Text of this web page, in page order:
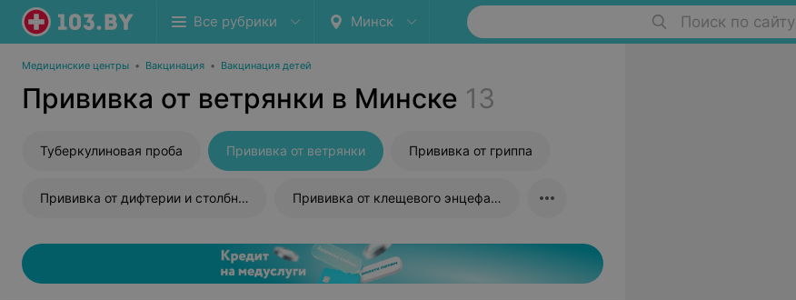
Все рубрики Минск Поиск по сайту
Медицинские центры • Вакцинация • Вакцинация детей
Прививка от ветрянки в Минске 13
Туберкулиновая проба Прививка от ветрянки Прививка от гриппа
Прививка от дифтерии и столбняка Прививка от клещевого энцефалита